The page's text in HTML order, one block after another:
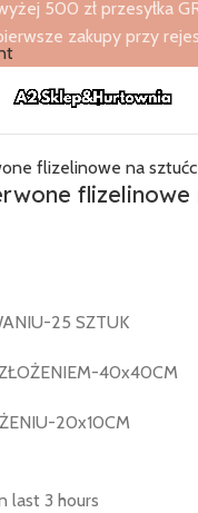
500 zł przesyłka
zakupy przy
Specjalne okazje
flizelinowe
25 SZTUK
40x40CM
20x10CM
last 3 hours